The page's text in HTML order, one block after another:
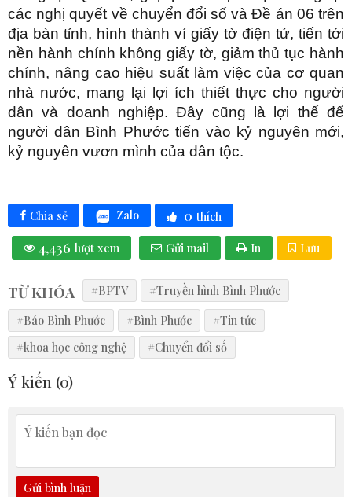
các nghị quyết về chuyển đổi số và Đề án 06 trên
địa bàn tỉnh, hình thành ví giấy tờ điện tử, tiến tới
nền hành chính không giấy tờ, giảm thủ tục hành
chính, nâng cao hiệu suất làm việc của cơ quan
nhà nước, mang lại lợi ích thiết thực cho người
dân và doanh nghiệp. Đây cũng là lợi thế để
người dân Bình Phước tiến vào kỷ nguyên mới,
kỷ nguyên vươn mình của dân tộc.
Chia sẻ Zalo 0 thích
4,436 lượt xem Gửi mail In Lưu
TỪ KHÓA #BPTV
#Truyền hình Bình Phước
#Báo Bình Phước
#Bình Phước
#Tin tức
#khoa học công nghệ
#Chuyển đổi số
Ý kiến (0)
Gửi bình luận